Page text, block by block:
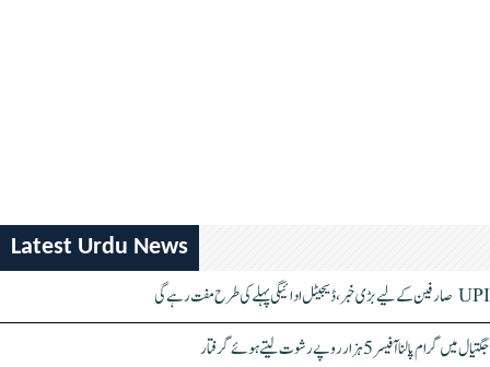
Latest Urdu News
UPI صارفین کے لیے بڑی خبر، ڈیجیٹل ادائیگی پہلے کی طرح مفت رہے گی
جگتیال میں گرام پالنا آفیسر 5 ہزار روپے رشوت لیتے ہوئے گرفتار